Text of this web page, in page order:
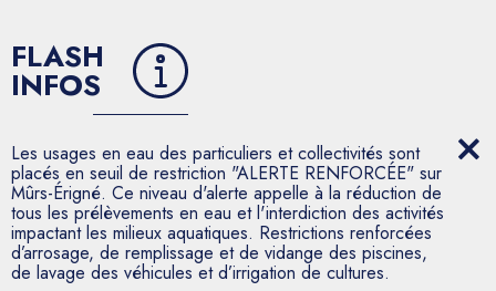
FLASH
INFOS
Les usages en eau des particuliers et collectivités sont
placés en seuil de restriction "ALERTE RENFORCÉE" sur
Mûrs-Érigné. Ce niveau d'alerte appelle à la réduction de
tous les prélèvements en eau et l'interdiction des activités
impactant les milieux aquatiques. Restrictions renforcées
d’arrosage, de remplissage et de vidange des piscines,
de lavage des véhicules et d’irrigation de cultures.